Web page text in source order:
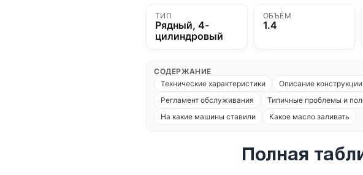
ТИП
Рядный, 4-
цилиндровый
ОБЪЁМ
1.4
СОДЕРЖАНИЕ
Технические характеристики
Описание
Регламент обслуживания
Типичные проблемы и
На какие машины ставили
Какое масло заливать
Полная